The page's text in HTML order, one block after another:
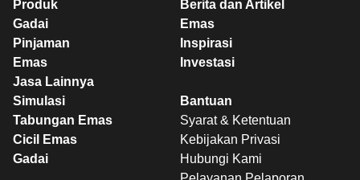
Produk
Gadai
Pinjaman
Emas
Jasa Lainnya
Berita dan Artikel
Emas
Inspirasi
Investasi
Simulasi
Tabungan Emas
Cicil Emas
Gadai
Bantuan
Syarat & Ketentuan
Kebijakan Privasi
Hubungi Kami